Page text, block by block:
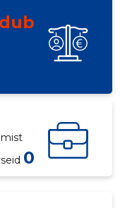
KVIRANT
0